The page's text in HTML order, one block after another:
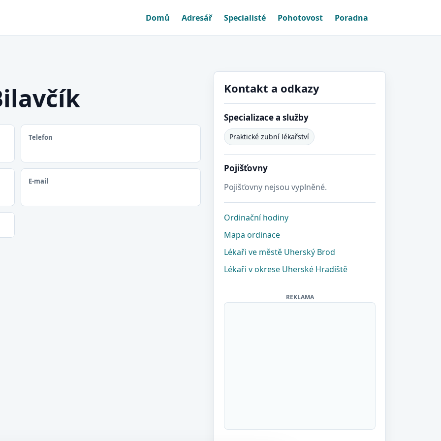
Domů Adresář Specialisté Pohotovost Poradna
Telefon
E-mail
Kontakt a odkazy
Specializace a služby
Praktické zubní lékařství
Pojišťovny
Pojišťovny nejsou vyplněné.
Ordinační hodiny
Mapa ordinace
Lékaři ve městě Uherský Brod
Lékaři v okrese Uherské Hradiště
REKLAMA